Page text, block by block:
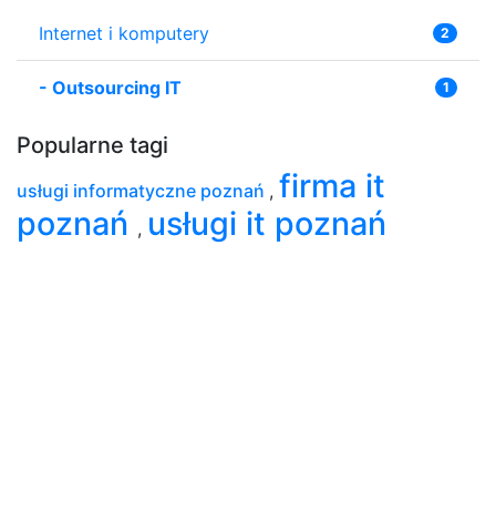
Internet i komputery 2
- Outsourcing IT 1
Popularne tagi
usługi informatyczne poznań , firma it
poznań , usługi it poznań